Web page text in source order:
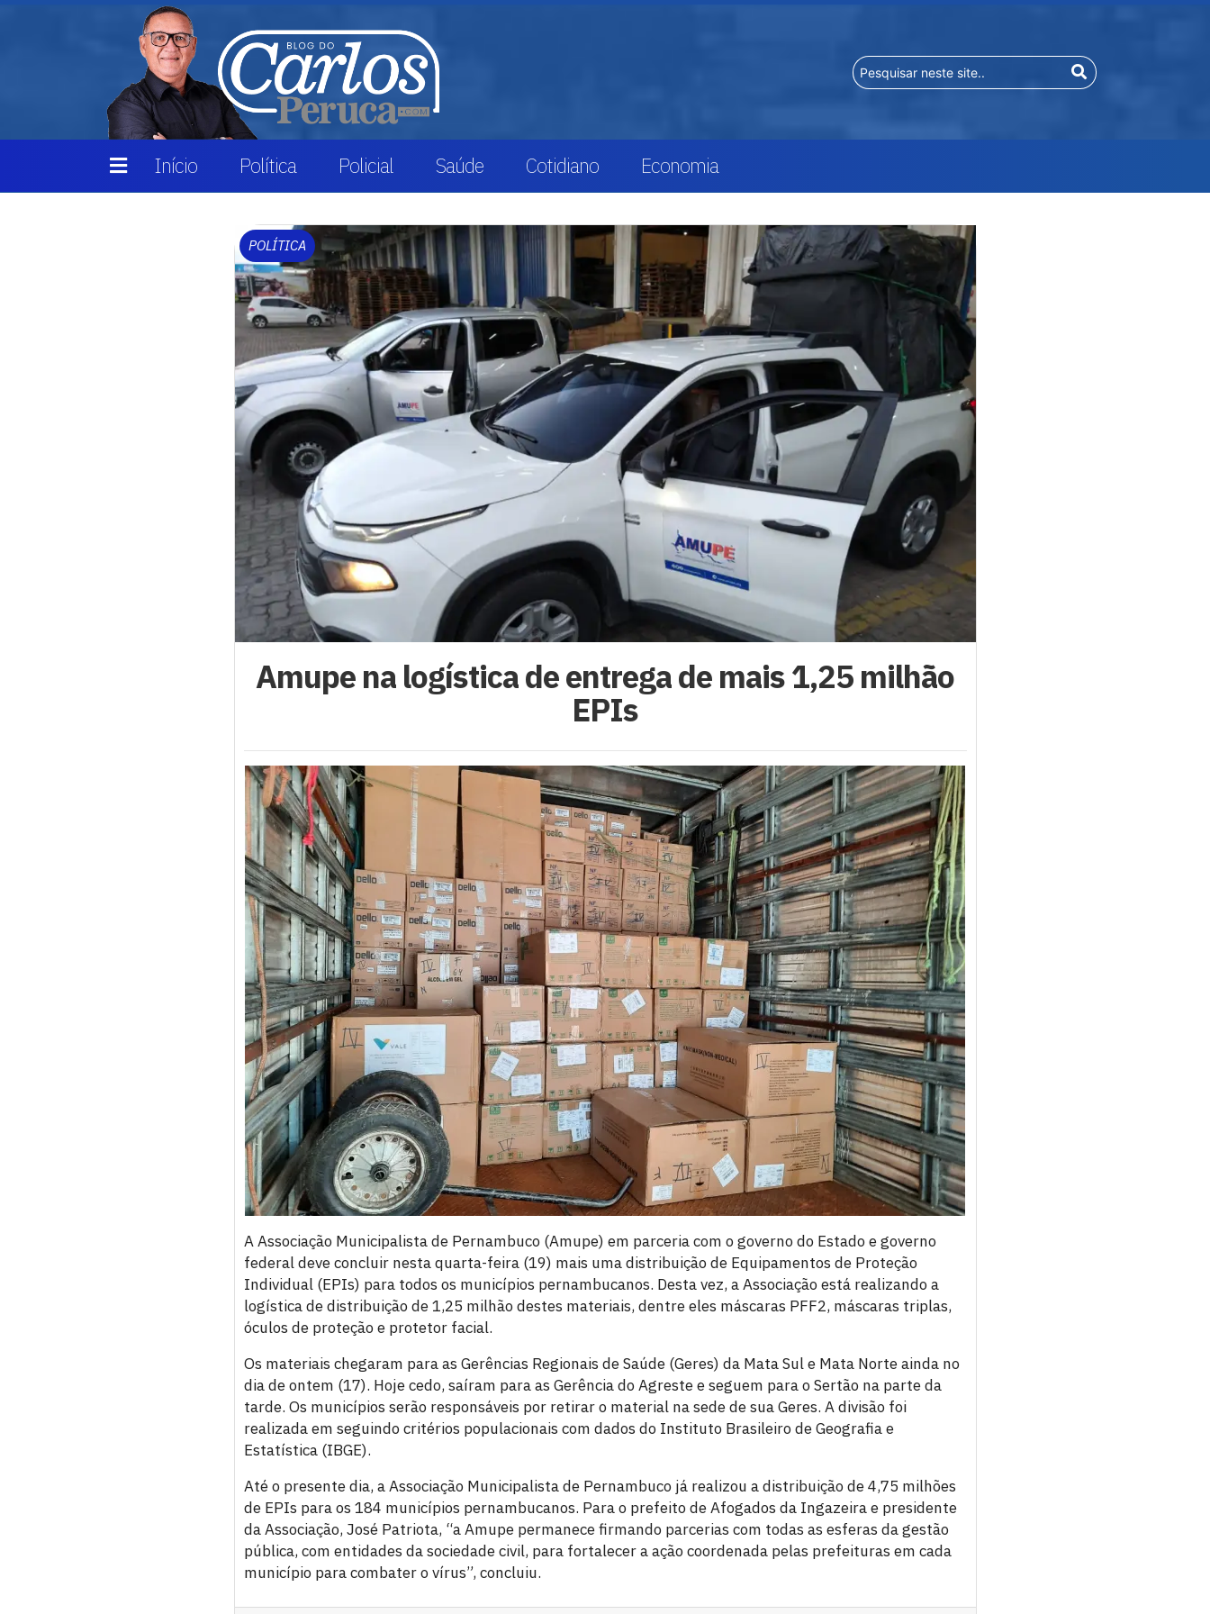
Início Política Policial Saúde Cotidiano Economia
POLÍTICA
Amupe na logística de entrega de mais 1,25 milhão
EPIs
A Associação Municipalista de Pernambuco (Amupe) em parceria com o governo do Estado e governo
federal deve concluir nesta quarta-feira (19) mais uma distribuição de Equipamentos de Proteção
Individual (EPIs) para todos os municípios pernambucanos. Desta vez, a Associação está realizando a
logística de distribuição de 1,25 milhão destes materiais, dentre eles máscaras PFF2, máscaras triplas,
óculos de proteção e protetor facial.
Os materiais chegaram para as Gerências Regionais de Saúde (Geres) da Mata Sul e Mata Norte ainda no
dia de ontem (17). Hoje cedo, saíram para as Gerência do Agreste e seguem para o Sertão na parte da
tarde. Os municípios serão responsáveis por retirar o material na sede de sua Geres. A divisão foi
realizada em seguindo critérios populacionais com dados do Instituto Brasileiro de Geografia e
Estatística (IBGE).
Até o presente dia, a Associação Municipalista de Pernambuco já realizou a distribuição de 4,75 milhões
de EPIs para os 184 municípios pernambucanos. Para o prefeito de Afogados da Ingazeira e presidente
da Associação, José Patriota, “a Amupe permanece firmando parcerias com todas as esferas da gestão
pública, com entidades da sociedade civil, para fortalecer a ação coordenada pelas prefeituras em cada
município para combater o vírus”, concluiu.